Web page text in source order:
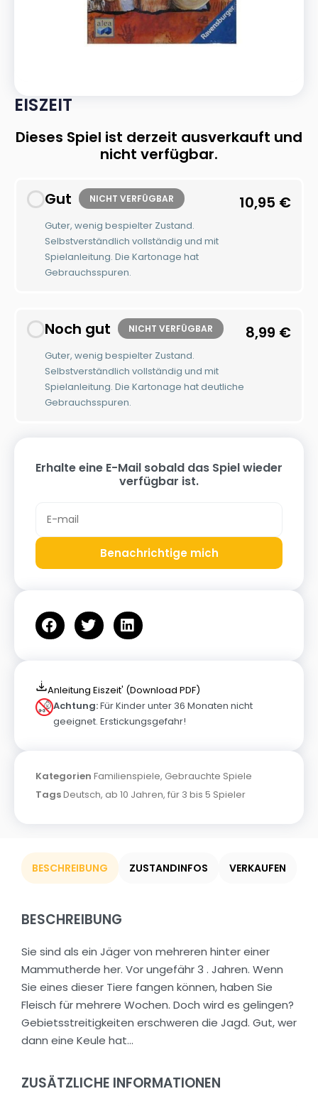
EISZEIT
Dieses Spiel ist derzeit ausverkauft und
nicht verfügbar.
Gut NICHT VERFÜGBAR
Guter, wenig bespielter Zustand.
Selbstverständlich vollständig und mit
Spielanleitung. Die Kartonage hat
Gebrauchsspuren.
10,95 €
Noch gut NICHT VERFÜGBAR
Guter, wenig bespielter Zustand.
Selbstverständlich vollständig und mit
Spielanleitung. Die Kartonage hat deutliche
Gebrauchsspuren.
8,99 €
Erhalte eine E-Mail sobald das Spiel wieder
verfügbar ist.
Benachrichtige mich
Anleitung Eiszeit' (Download PDF)
Achtung:Für Kinder unter 36 Monaten nicht
geeignet. Erstickungsgefahr!
Kategorien Familienspiele, Gebrauchte Spiele
TagsDeutsch, ab 10 Jahren, für 3 bis 5 Spieler
BESCHREIBUNG ZUSTANDINFOS VERKAUFEN
BESCHREIBUNG
Sie sind als ein Jäger von mehreren hinter einer
Mammutherde her. Vor ungefähr 3 . Jahren. Wenn
Sie eines dieser Tiere fangen können, haben Sie
Fleisch für mehrere Wochen. Doch wird es gelingen?
Gebietsstreitigkeiten erschweren die Jagd. Gut, wer
dann eine Keule hat…
ZUSÄTZLICHE INFORMATIONEN